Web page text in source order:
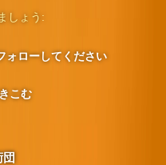
しょう:
ローしてください
こむ